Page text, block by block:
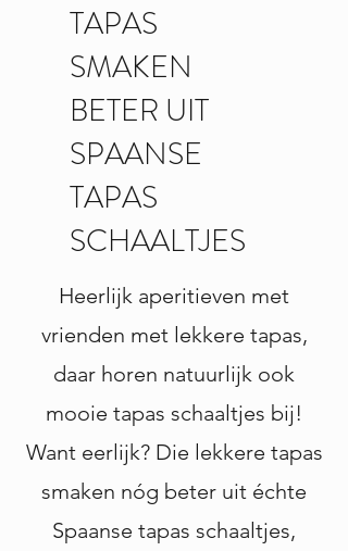
TAPAS
SMAKEN
BETER UIT
SPAANSE
TAPAS
SCHAALTJES
Heerlijk aperitieven met
vrienden met lekkere tapas,
daar horen natuurlijk ook
mooie tapas schaaltjes bij!
Want eerlijk? Die lekkere tapas
smaken nóg beter uit échte
Spaanse tapas schaaltjes,